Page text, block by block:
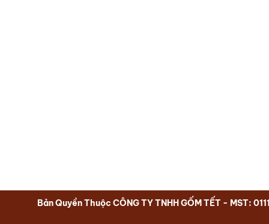
Bản Quyền Thuộc CÔNG TY TNHH GỐM TẾT - MST: